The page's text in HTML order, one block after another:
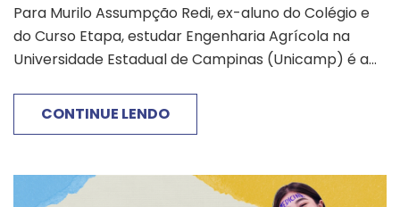
Para Murilo Assumpção Redi, ex-aluno do Colégio e
do Curso Etapa, estudar Engenharia Agrícola na
Universidade Estadual de Campinas (Unicamp) é a...
CONTINUE LENDO